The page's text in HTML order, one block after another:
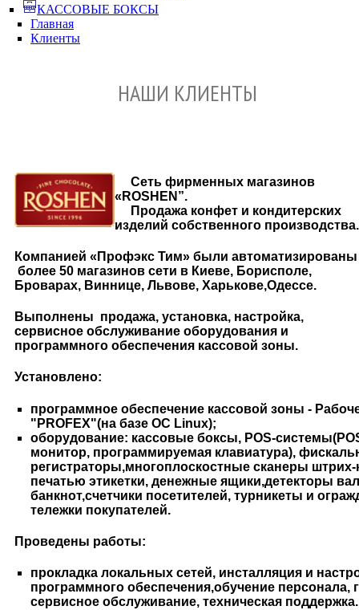
КАССОВЫЕ БОКСЫ
Главная
Клиенты
НАШИ КЛИЕНТЫ
Сеть фирменных магазинов
«ROSHEN”.
Продажа конфет и кондитерских
изделий собственного производства.
Компанией «Профэкс Тим» были автоматизированы
более 50 магазинов сети в Киеве, Борисполе,
Броварах, Виннице, Львове, Харькове,Одессе.
Выполнены продажа, установка, настройка,
сервисное обслуживание оборудования и
программного обеспечения кассовой зоны.
Установлено:
программное обеспечение кассовой зоны -
"PROFEX"(на базе ОС Linux);
оборудование: кассовые боксы, POS-
монитор, программируемая клавиатура),
регистраторы,многоплоскостные сканеры
печатью этикетки, денежные ящики,детекторы
банкнот,счетчики посетителей, турникеты и
тележки покупателей.
Проведены работы:
прокладка локальных сетей, инсталляция и
программного обеспечения,обучение персонала,
сервисное обслуживание, техническая поддержка.